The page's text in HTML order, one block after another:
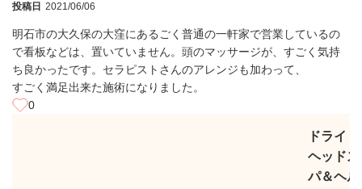
投稿日 2021/06/06
明石市の大久保の大窪にあるごく普通の一軒家で営業しているの
で看板などは、置いていません。頭のマッサージが、すごく気持
ち良かったです。セラピストさんのアレンジも加わって、
すごく満足出来た施術になりました。
0
ドライ
ヘッドス
パ＆ヘル